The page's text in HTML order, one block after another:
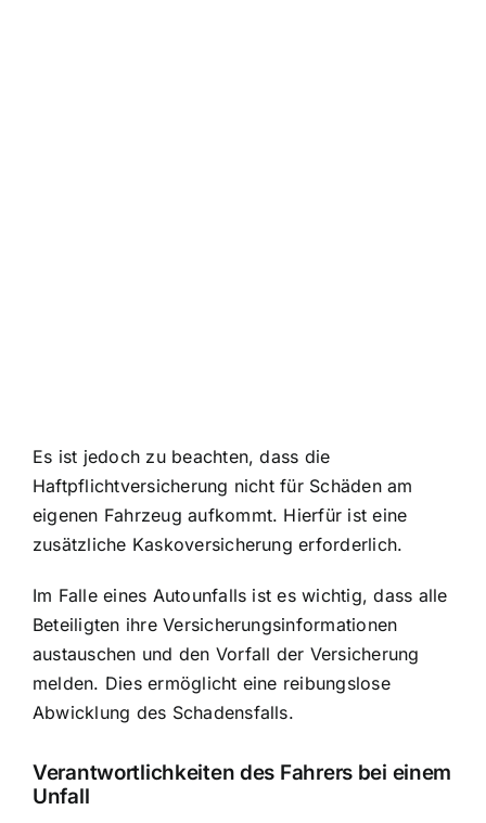
Es ist jedoch zu beachten, dass die
Haftpflichtversicherung nicht für Schäden am
eigenen Fahrzeug aufkommt. Hierfür ist eine
zusätzliche Kaskoversicherung erforderlich.
Im Falle eines Autounfalls ist es wichtig, dass alle
Beteiligten ihre Versicherungsinformationen
austauschen und den Vorfall der Versicherung
melden. Dies ermöglicht eine reibungslose
Abwicklung des Schadensfalls.
Verantwortlichkeiten des Fahrers bei einem
Unfall